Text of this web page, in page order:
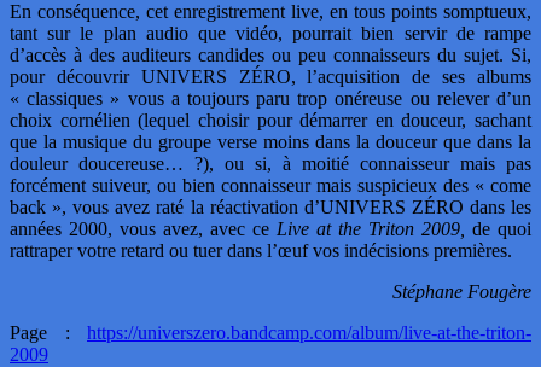
En conséquence, cet enregistrement live, en tous points somptueux,
tant sur le plan audio que vidéo, pourrait bien servir de rampe
d’accès à des auditeurs candides ou peu connaisseurs du sujet. Si,
pour découvrir UNIVERS ZÉRO, l’acquisition de ses albums
« classiques » vous a toujours paru trop onéreuse ou relever d’un
choix cornélien (lequel choisir pour démarrer en douceur, sachant
que la musique du groupe verse moins dans la douceur que dans la
douleur doucereuse… ?), ou si, à moitié connaisseur mais pas
forcément suiveur, ou bien connaisseur mais suspicieux des « come
back », vous avez raté la réactivation d’UNIVERS ZÉRO dans les
années 2000, vous avez, avec ce Live at the Triton 2009, de quoi
rattraper votre retard ou tuer dans l’œuf vos indécisions premières.
Stéphane Fougère
Page : https://universzero.bandcamp.com/album/live-at-the-triton-
2009